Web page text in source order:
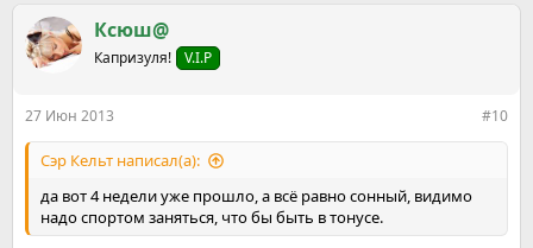
к
ц
и
Ксюш@
Капризуля! V.I.P
27 Июн 2013 #10
Сэр Кельт написал(а):
да вот 4 недели уже прошло, а всё равно сонный, видимо
надо спортом заняться, что бы быть в тонусе.